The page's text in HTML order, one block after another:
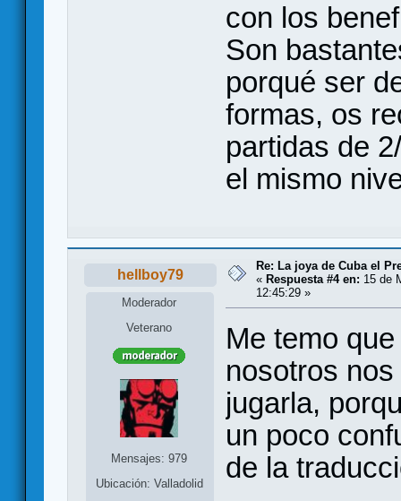
con los
Son
porqué ser
formas, os
partidas de
el mismo
hellboy79
Moderador
Veterano
Mensajes: 979
Ubicación: Valladolid
Re: La joya de Cuba el
« Respuesta #4 en: 15 de
12:45:29 »
Me temo
nosotros
jugarla,
un poco
de la